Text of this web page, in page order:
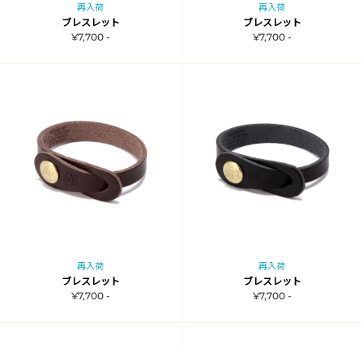
再入荷
ブレスレット
¥7,700 -
再入荷
ブレスレット
¥7,700 -
再入荷
ブレスレット
¥7,700 -
再入荷
ブレスレット
¥7,700 -